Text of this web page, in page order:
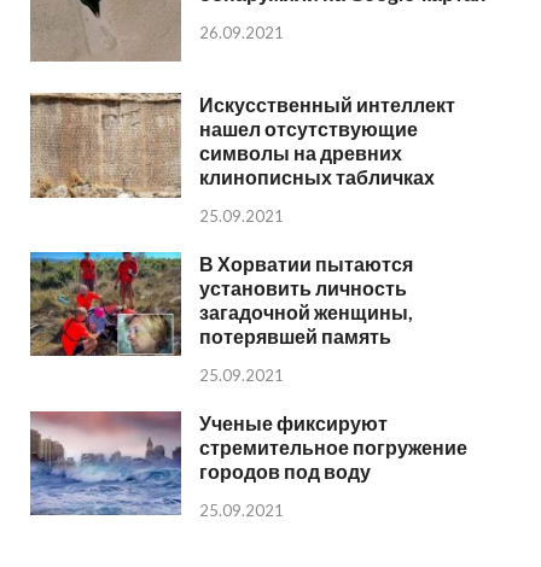
26.09.2021
Искусственный интеллект
нашел отсутствующие
символы на древних
клинописных табличках
25.09.2021
В Хорватии пытаются
установить личность
загадочной женщины,
потерявшей память
25.09.2021
Ученые фиксируют
стремительное погружение
городов под воду
25.09.2021